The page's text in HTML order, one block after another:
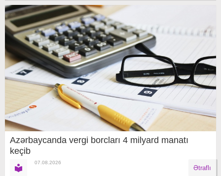
Azərbaycanda vergi borcları 4 milyard manatı
keçib
07.08.2026
Ətraflı